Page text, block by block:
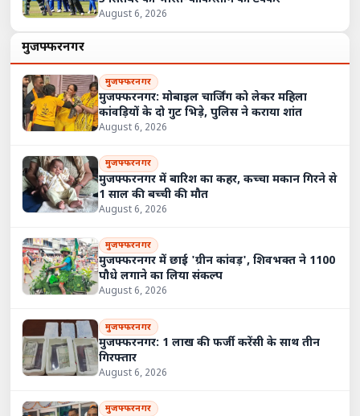
August 6, 2026
मुजफ्फरनगर
मुजफ्फरनगर
मुजफ्फरनगर: मोबाइल चार्जिंग को लेकर महिला
कांवड़ियों के दो गुट भिड़े, पुलिस ने कराया शांत
August 6, 2026
मुजफ्फरनगर
मुजफ्फरनगर में बारिश का कहर, कच्चा मकान गिरने से
1 साल की बच्ची की मौत
August 6, 2026
मुजफ्फरनगर
मुजफ्फरनगर में छाई 'ग्रीन कांवड़', शिवभक्त ने 1100
पौधे लगाने का लिया संकल्प
August 6, 2026
मुजफ्फरनगर
मुजफ्फरनगर: 1 लाख की फर्जी करेंसी के साथ तीन
गिरफ्तार
August 6, 2026
मुजफ्फरनगर